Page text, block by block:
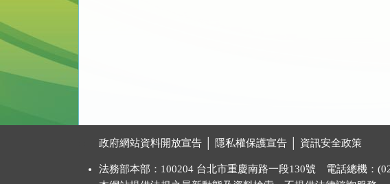
政府網站資料開放宣告 隱私權保護宣告 資訊安全政策
法務部本部：100204 台北市重慶南路一段130號 電話總機：